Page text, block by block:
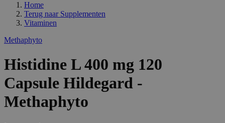
Home
Terug naar Supplementen
Vitaminen
Methaphyto
Histidine L 400 mg 120
Capsule Hildegard -
Methaphyto